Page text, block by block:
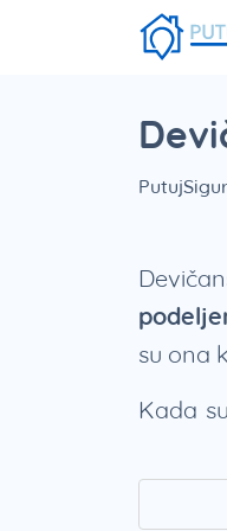
su ona
Kada